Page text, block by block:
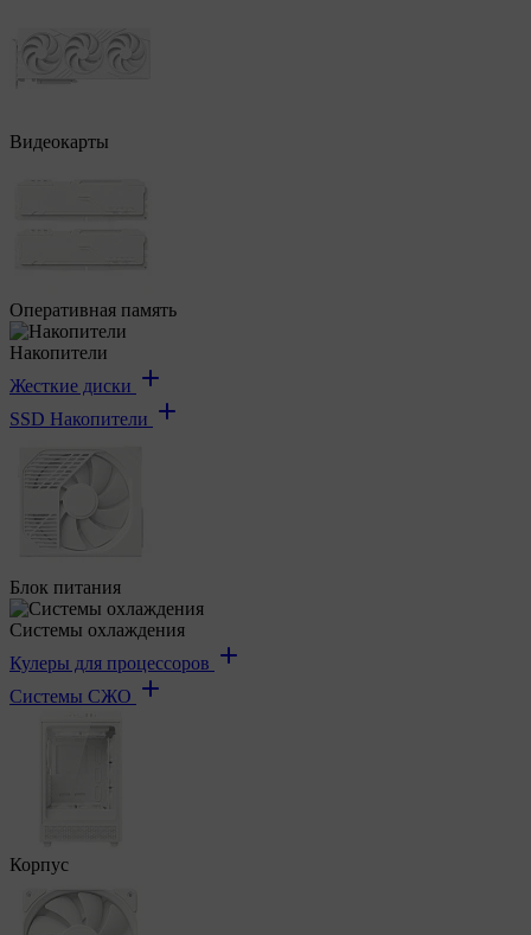
Видеокарты
Оперативная память
Накопители
Жесткие диски
SSD Накопители
Блок питания
Системы охлаждения
Кулеры для процессоров
Системы СЖО
Корпус